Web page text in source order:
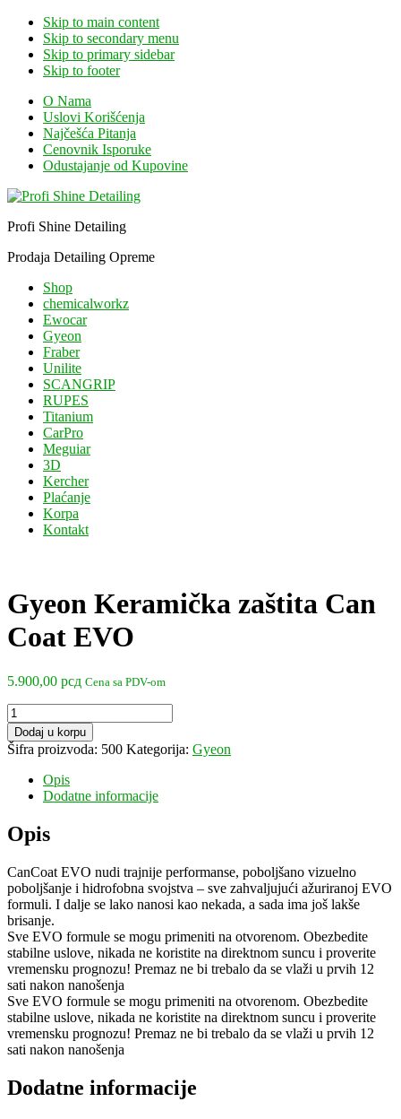
Skip to main content
Skip to secondary menu
Skip to primary sidebar
Skip to footer
O Nama
Uslovi Korišćenja
Najčešća Pitanja
Cenovnik Isporuke
Odustajanje od Kupovine
Profi Shine Detailing
Prodaja Detailing Opreme
Shop
chemicalworkz
Ewocar
Gyeon
Fraber
Unilite
SCANGRIP
RUPES
Titanium
CarPro
Meguiar
3D
Kercher
Plaćanje
Korpa
Kontakt
Gyeon Keramička zaštita Can
Coat EVO
5.900,00 рсд Cena sa PDV-om
Gyeon
Keramička
zaštita
Can
Coat
EVO
količina
Dodaj u korpu
Šifra proizvoda: 500 Kategorija: Gyeon
Opis
Dodatne informacije
Opis
CanCoat EVO nudi trajnije performanse, poboljšano vizuelno
poboljšanje i hidrofobna svojstva – sve zahvaljujući ažuriranoj EVO
formuli. I dalje se lako nanosi kao nekada, a sada ima još lakše
brisanje.
Sve EVO formule se mogu primeniti na otvorenom. Obezbedite
stabilne uslove, nikada ne koristite na direktnom suncu i proverite
vremensku prognozu! Premaz ne bi trebalo da se vlaži u prvih 12
sati nakon nanošenja
Sve EVO formule se mogu primeniti na otvorenom. Obezbedite
stabilne uslove, nikada ne koristite na direktnom suncu i proverite
vremensku prognozu! Premaz ne bi trebalo da se vlaži u prvih 12
sati nakon nanošenja
Dodatne informacije